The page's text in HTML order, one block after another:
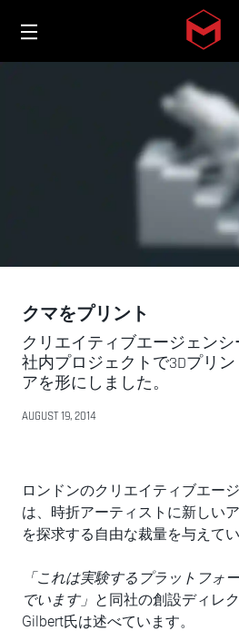
Skip
Toggle menu
クマをプリント
クリエイティブエージェンシ
社内プロジェクトで3Dプリ
アを形にしました。
AUGUST 19, 2014
ロンドンのクリエイティブエー
は、時折アーティストに新しい
を探求する自由な裁量を与えてい
「これは実験するプラットフォ
でいます」 と同社の創設ディレ
Gilbert氏は述べています。